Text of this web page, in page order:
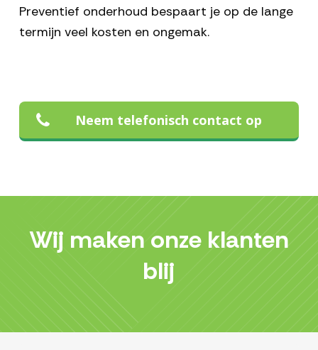
Preventief onderhoud bespaart je op de lange
termijn veel kosten en ongemak.
Neem telefonisch contact op
Wij maken onze klanten
blij